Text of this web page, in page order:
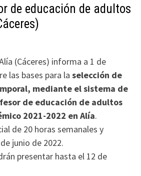
de educación de adultos
(Cáceres) informa a 1 de
las bases para la selección de
mediante el sistema de
de educación de adultos
2021-2022 en Alía.
de 20 horas semanales y
junio de 2022.
presentar hasta el 12 de